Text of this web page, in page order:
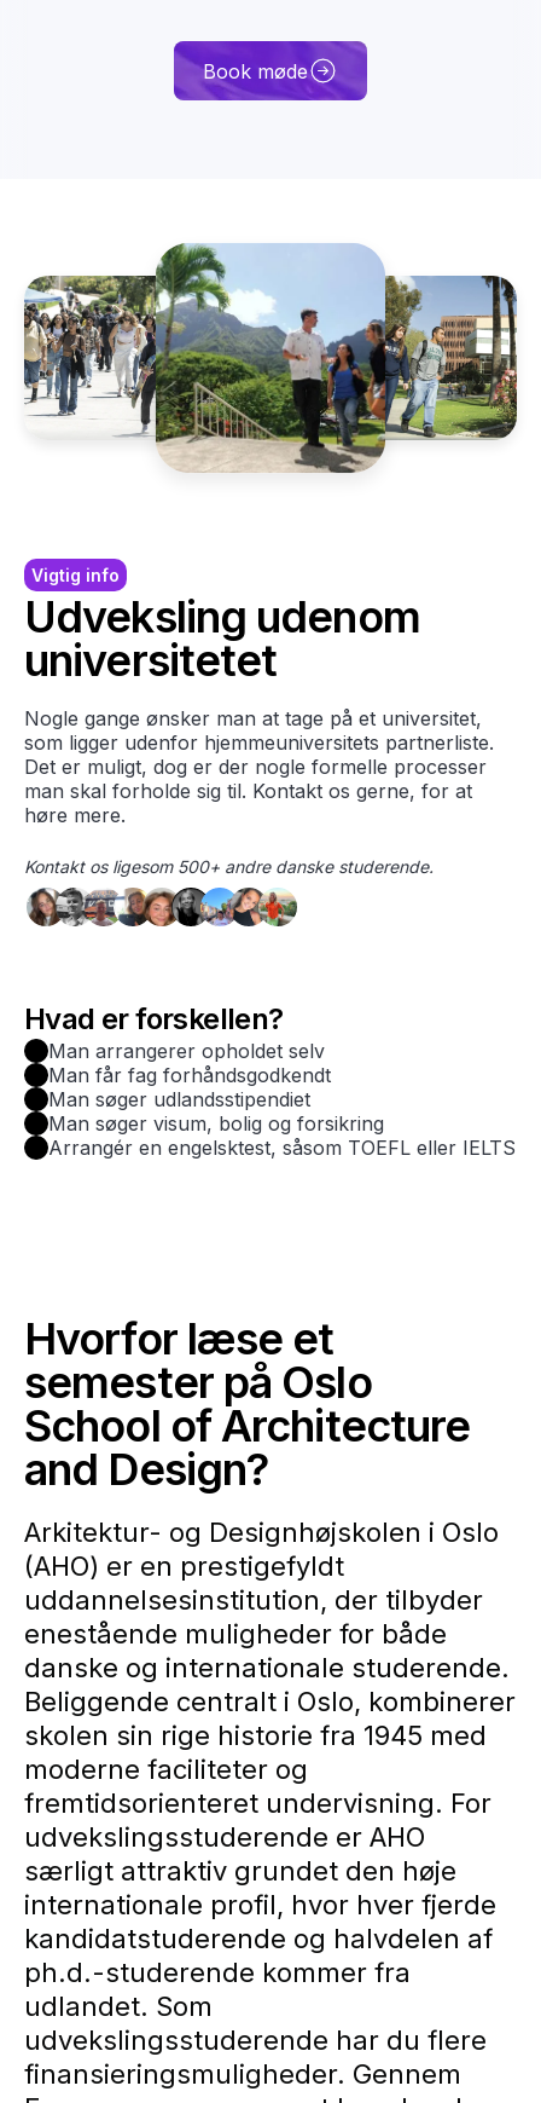
Book møde
Vigtig info
Udveksling udenom
universitetet
Nogle gange ønsker man at tage på et universitet,
som ligger udenfor hjemmeuniversitets partnerliste.
Det er muligt, dog er der nogle formelle processer
man skal forholde sig til. Kontakt os gerne, for at
høre mere.
Kontakt os ligesom 500+ andre danske studerende.
Hvad er forskellen?
Man arrangerer opholdet selv
Man får fag forhåndsgodkendt
Man søger udlandsstipendiet
Man søger visum, bolig og forsikring
Arrangér en engelsktest, såsom TOEFL eller IELTS
Hvorfor læse et
semester på Oslo
School of Architecture
and Design?
Arkitektur- og Designhøjskolen i Oslo
(AHO) er en prestigefyldt
uddannelsesinstitution, der tilbyder
enestående muligheder for både
danske og internationale studerende.
Beliggende centralt i Oslo, kombinerer
skolen sin rige historie fra 1945 med
moderne faciliteter og
fremtidsorienteret undervisning. For
udvekslingsstuderende er AHO
særligt attraktiv grundet den høje
internationale profil, hvor hver fjerde
kandidatstuderende og halvdelen af
ph.d.-studerende kommer fra
udlandet. Som
udvekslingsstuderende har du flere
finansieringsmuligheder. Gennem